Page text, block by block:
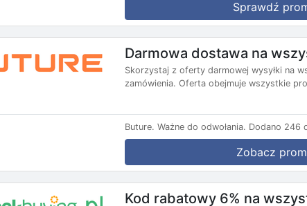
Sprawdź
Darmowa dostawa na
Skorzystaj z oferty darmowej wysyłki na
zamówienia. Oferta obejmuje wszystkie
Buture. Ważne do odwołania. Dodano 246
Zobacz
Kod rabatowy 6% na